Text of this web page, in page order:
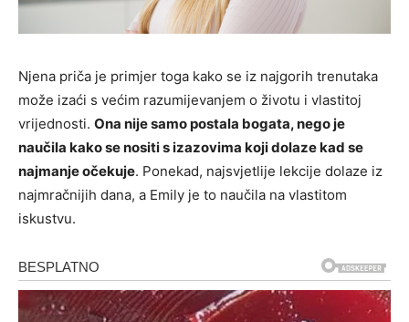
Njena priča je primjer toga kako se iz najgorih trenutaka
može izaći s većim razumijevanjem o životu i vlastitoj
vrijednosti. Ona nije samo postala bogata, nego je
naučila kako se nositi s izazovima koji dolaze kad se
najmanje očekuje. Ponekad, najsvjetlije lekcije dolaze iz
najmračnijih dana, a Emily je to naučila na vlastitom
iskustvu.